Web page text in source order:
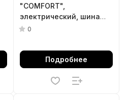
"СOMFORT",
электрический, шина
500 мм, р/с 16 мм, 550 Вт
0
Подробнее